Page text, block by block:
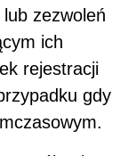
zezwoleń
ich
rejestracji
gdy